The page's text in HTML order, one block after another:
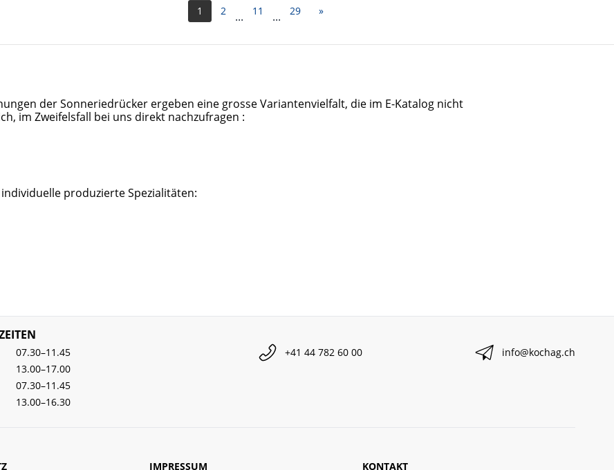
1 2 ... 11 ... 29 »
der Sonneriedrücker ergeben eine grosse Variantenvielfalt, die im E-Katalog nicht
im Zweifelsfall bei uns direkt nachzufragen :
produzierte Spezialitäten:
07.30–11.45
13.00–17.00
07.30–11.45
13.00–16.30
+41 44 782 60 00 info@kochag.ch
IMPRESSUM KONTAKT